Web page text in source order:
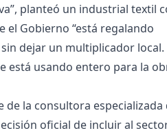
planteó un industrial textil
el Gobierno “está regalando
dejar un multiplicador local.
está usando entero para la
la consultora especializada
oficial de incluir al